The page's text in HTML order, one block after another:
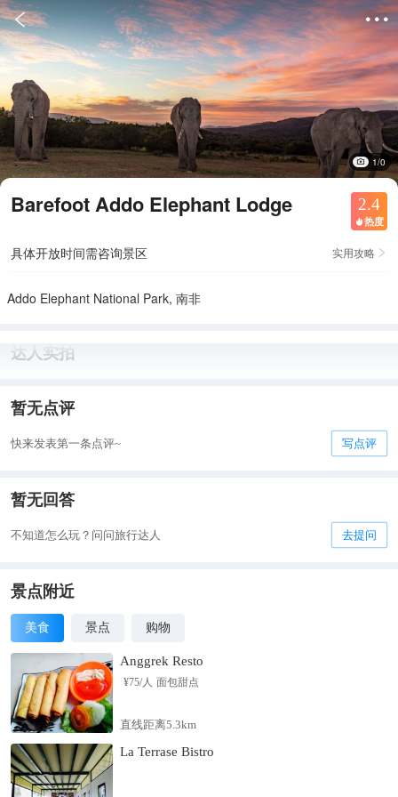
 
1/0
Barefoot Addo Elephant Lodge 2.4
 热度
具体开放时间需咨询景区 实用攻略 
Addo Elephant National Park, 南非
达人实拍
暂无点评
快来发表第一条点评~ 写点评
暂无回答
不知道怎么玩？问问旅行达人 去提问
景点附近
美食 景点 购物
Anggrek Resto
¥75/人 面包甜点
直线距离5.3km
La Terrase Bistro